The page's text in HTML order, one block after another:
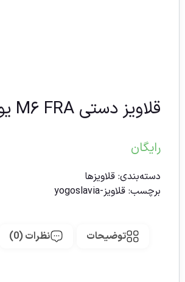
قلاویز دستی M۶ FRA یوگوسلاوی
رایگان
دسته‌بندی: قلاویزها
برچسب: قلاویز-yogoslavia
توضیحات نظرات (0)